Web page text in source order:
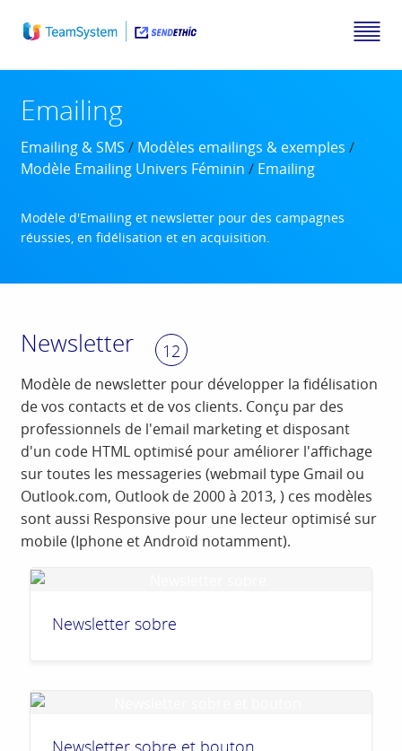
Emailing
Emailing & SMS / Modèles emailings & exemples /
Modèle Emailing Univers Féminin / Emailing
Modèle d'Emailing et newsletter pour des campagnes
réussies, en fidélisation et en acquisition.
Newsletter 12
Modèle de newsletter pour développer la fidélisation
de vos contacts et de vos clients. Conçu par des
professionnels de l'email marketing et disposant
d'un code HTML optimisé pour améliorer l'affichage
sur toutes les messageries (webmail type Gmail ou
Outlook.com, Outlook de 2000 à 2013, ) ces modèles
sont aussi Responsive pour une lecteur optimisé sur
mobile (Iphone et Androïd notamment).
Newsletter sobre
Newsletter sobre et bouton